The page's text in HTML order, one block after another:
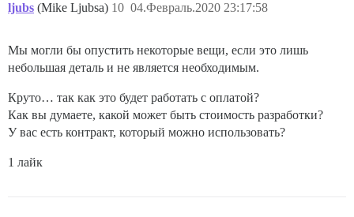
ljubs (Mike Ljubsa) 04.Февраль.2020 23:17:58
10
Мы могли бы опустить некоторые вещи, если это лишь
небольшая деталь и не является необходимым.
Круто… так как это будет работать с оплатой?
Как вы думаете, какой может быть стоимость разработки?
У вас есть контракт, который можно использовать?
1 лайк